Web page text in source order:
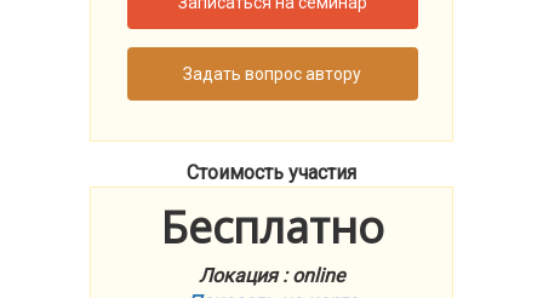
Задать вопрос автору
Стоимость участия
Бесплатно
Локация : online